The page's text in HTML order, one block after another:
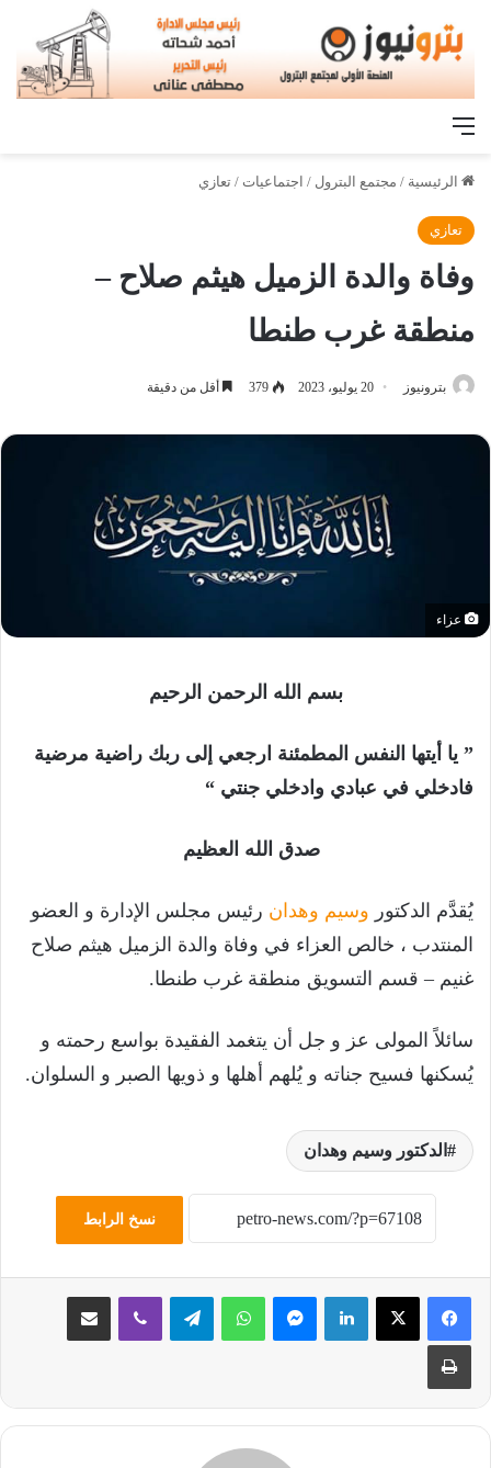
القائمة
الرئيسية / مجتمع البترول / اجتماعيات / تعازي
تعازي
وفاة والدة الزميل هيثم صلاح –
منطقة غرب طنطا
بترونيوز 20 يوليو، 2023 379 أقل من دقيقة
عزاء
بسم الله الرحمن الرحيم
” يا أيتها النفس المطمئنة ارجعي إلى ربك راضية مرضية
فادخلي في عبادي وادخلي جنتي “
صدق الله العظيم
يُقدَّم الدكتور وسيم وهدان رئيس مجلس الإدارة و العضو
المنتدب ، خالص العزاء في وفاة والدة الزميل هيثم صلاح
غنيم – قسم التسويق منطقة غرب طنطا.
سائلاً المولى عز و جل أن يتغمد الفقيدة بواسع رحمته و
يُسكنها فسيح جناته و يُلهم أهلها و ذويها الصبر و السلوان.
الدكتور وسيم وهدان
نسخ الرابط
لينكدإن ماسنجر واتساب تيلقرام ڤايبر مشاركة عبر البريد
طباعة